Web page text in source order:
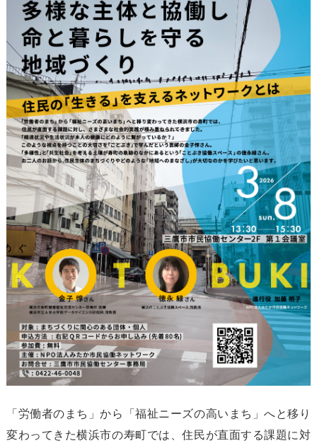
「労働者のまち」から「福祉ニーズの高いまち」へと移り
変わってきた横浜市の寿町では、住民が直面する課題に対